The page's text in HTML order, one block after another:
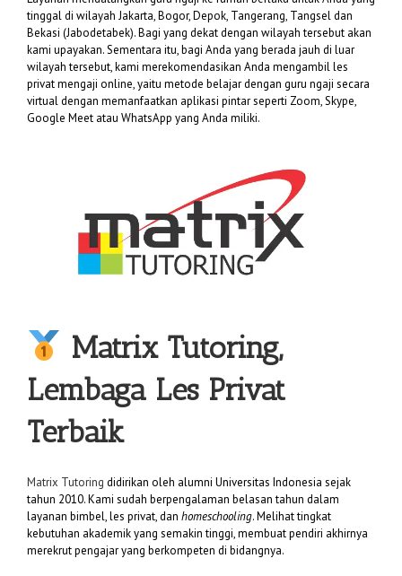
tinggal di wilayah Jakarta, Bogor, Depok, Tangerang, Tangsel dan
Bekasi (Jabodetabek). Bagi yang dekat dengan wilayah tersebut akan
kami upayakan. Sementara itu, bagi Anda yang berada jauh di luar
wilayah tersebut, kami merekomendasikan Anda mengambil les
privat mengaji online, yaitu metode belajar dengan guru ngaji secara
virtual dengan memanfaatkan aplikasi pintar seperti Zoom, Skype,
Google Meet atau WhatsApp yang Anda miliki.
Matrix Tutoring,
Lembaga Les Privat
Terbaik
Matrix Tutoring didirikan oleh alumni Universitas Indonesia sejak
tahun 2010. Kami sudah berpengalaman belasan tahun dalam
layanan bimbel, les privat, dan homeschooling. Melihat tingkat
kebutuhan akademik yang semakin tinggi, membuat pendiri akhirnya
merekrut pengajar yang berkompeten di bidangnya.